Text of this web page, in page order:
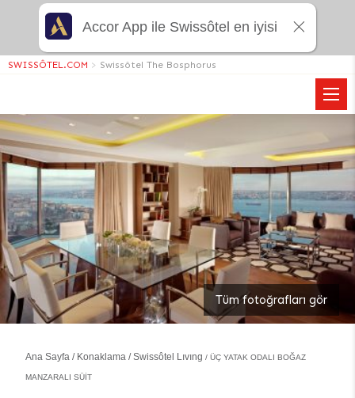
Tüm fotoğrafları gör
Ana Sayfa Konaklama Swissôtel Lıvıng ÜÇ YATAK ODALI BOĞAZ
MANZARALI SÜIT
SWISSÔTEL.COM > Swissôtel The Bosphorus
Accor App ile Swissôtel en iyisi